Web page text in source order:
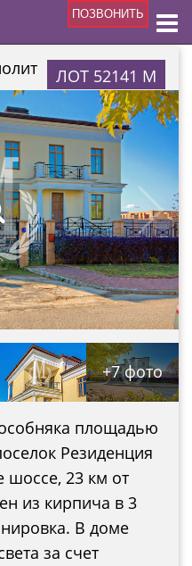
ПОЗВОНИТЬ
ЛОТ 52141 М
+7 фото
площадью
Резиденция
23 км от
из кирпича в 3
В доме
за счет